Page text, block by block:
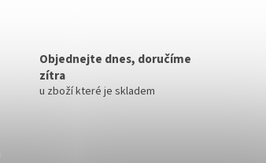
Objednejte dnes, doručíme
zítra
u zboží které je skladem